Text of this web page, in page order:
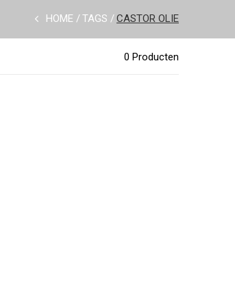
HOME TAGS CASTOR OLIE
0 Producten